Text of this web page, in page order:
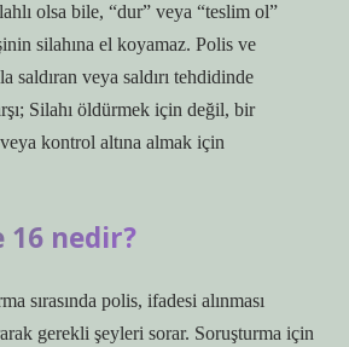
olsa bile, “dur” veya “teslim ol”
silahına el koyamaz. Polis ve
saldıran veya saldırı tehdidinde
Silahı öldürmek için değil, bir
kontrol altına almak için
16 nedir?
sırasında polis, ifadesi alınması
gerekli şeyleri sorar. Soruşturma için